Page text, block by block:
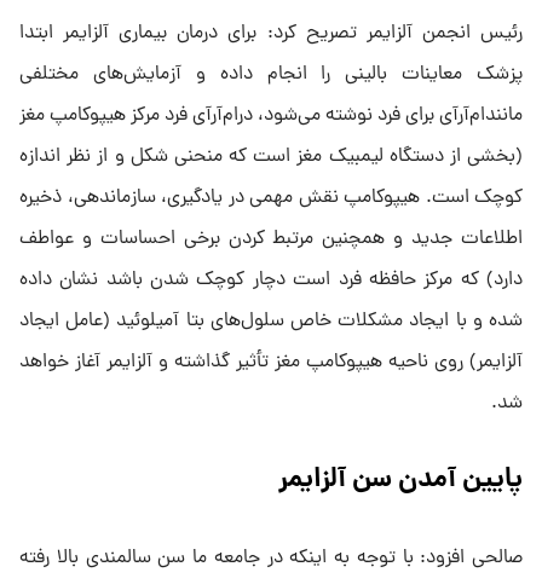
رئیس انجمن آلزایمر تصریح کرد: برای درمان بیماری آلزایمر ابتدا
پزشک معاینات بالینی را انجام داده و آزمایش‌های مختلفی
مانند‌ام‌آرآی برای فرد نوشته می‌شود، در‌ام‌آرآی فرد مرکز هیپوکامپ مغز
(بخشی از دستگاه لیمبیک مغز است که منحنی شکل و از نظر اندازه
کوچک است. هیپوکامپ نقش مهمی در یادگیری، سازماندهی، ذخیره
اطلاعات جدید و همچنین مرتبط کردن برخی احساسات و عواطف
دارد) که مرکز حافظه فرد است دچار کوچک شدن باشد نشان داده
شده و با ایجاد مشکلات خاص سلول‌های بتا آمیلوئید (عامل ایجاد
آلزایمر) روی ناحیه هیپوکامپ مغز تأثیر گذاشته و آلزایمر آغاز خواهد
شد.
پایین آمدن سن آلزایمر
صالحی افزود: با توجه به اینکه در جامعه ما سن سالمندی بالا رفته